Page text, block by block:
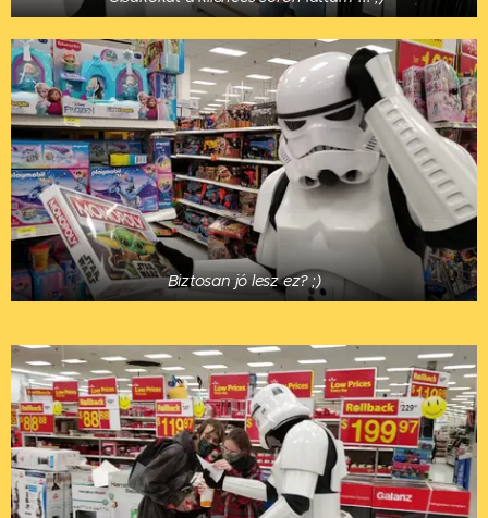
Biztosan jó lesz ez? ;)